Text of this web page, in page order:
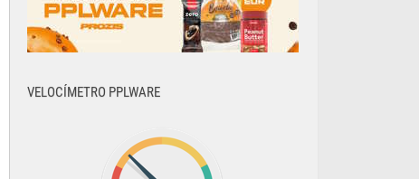
VELOCÍMETRO PPLWARE